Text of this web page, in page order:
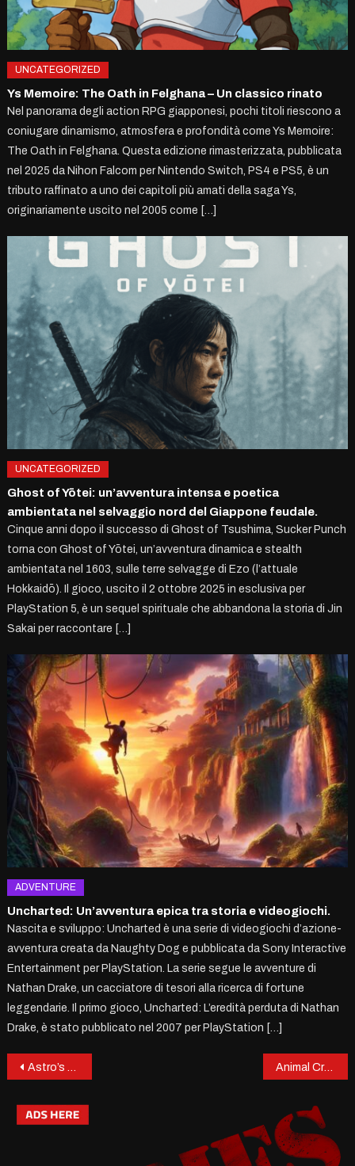
UNCATEGORIZED
Ys Memoire: The Oath in Felghana – Un classico rinato
Nel panorama degli action RPG giapponesi, pochi titoli riescono a
coniugare dinamismo, atmosfera e profondità come Ys Memoire:
The Oath in Felghana. Questa edizione rimasterizzata, pubblicata
nel 2025 da Nihon Falcom per Nintendo Switch, PS4 e PS5, è un
tributo raffinato a uno dei capitoli più amati della saga Ys,
originariamente uscito nel 2005 come […]
UNCATEGORIZED
Ghost of Yōtei: un’avventura intensa e poetica
ambientata nel selvaggio nord del Giappone feudale.
Cinque anni dopo il successo di Ghost of Tsushima, Sucker Punch
torna con Ghost of Yōtei, un’avventura dinamica e stealth
ambientata nel 1603, sulle terre selvagge di Ezo (l’attuale
Hokkaidō). Il gioco, uscito il 2 ottobre 2025 in esclusiva per
PlayStation 5, è un sequel spirituale che abbandona la storia di Jin
Sakai per raccontare […]
ADVENTURE
Uncharted: Un’avventura epica tra storia e videogiochi.
Nascita e sviluppo: Uncharted è una serie di videogiochi d’azione-
avventura creata da Naughty Dog e pubblicata da Sony Interactive
Entertainment per PlayStation. La serie segue le avventure di
Nathan Drake, un cacciatore di tesori alla ricerca di fortune
leggendarie. Il primo gioco, Uncharted: L’eredità perduta di Nathan
Drake, è stato pubblicato nel 2007 per PlayStation […]
Post
navigation
Astro’s Playroom: Un Viaggio Ludico nell’Anima della PS5 Animal Crossing: Un’oasi di pace e creatività nel mondo videoludico